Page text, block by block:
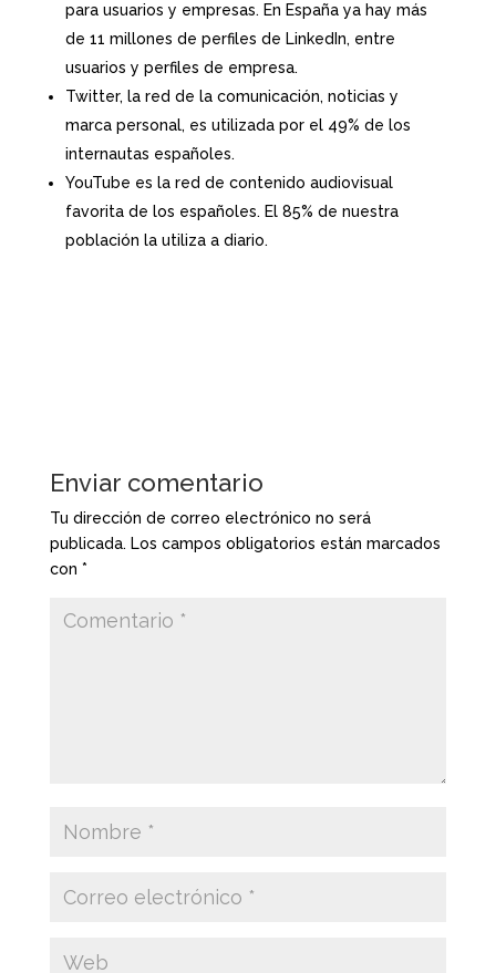
para usuarios y empresas. En España ya hay más
de 11 millones de perfiles de LinkedIn, entre
usuarios y perfiles de empresa.
Twitter, la red de la comunicación, noticias y
marca personal, es utilizada por el 49% de los
internautas españoles.
YouTube es la red de contenido audiovisual
favorita de los españoles. El 85% de nuestra
población la utiliza a diario.
Enviar comentario
Tu dirección de correo electrónico no será
publicada. Los campos obligatorios están marcados
con *